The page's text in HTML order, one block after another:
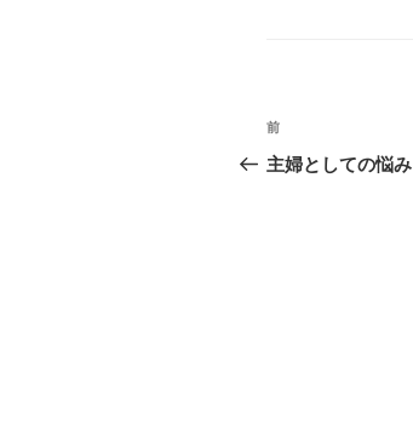
投
稿
前
の
前
主婦としての悩み